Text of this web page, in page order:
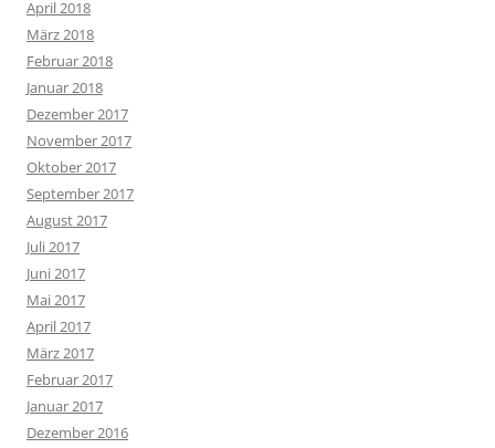
April 2018
März 2018
Februar 2018
Januar 2018
Dezember 2017
November 2017
Oktober 2017
September 2017
August 2017
Juli 2017
Juni 2017
Mai 2017
April 2017
März 2017
Februar 2017
Januar 2017
Dezember 2016